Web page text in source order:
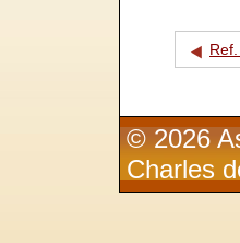
© 2026
Charles